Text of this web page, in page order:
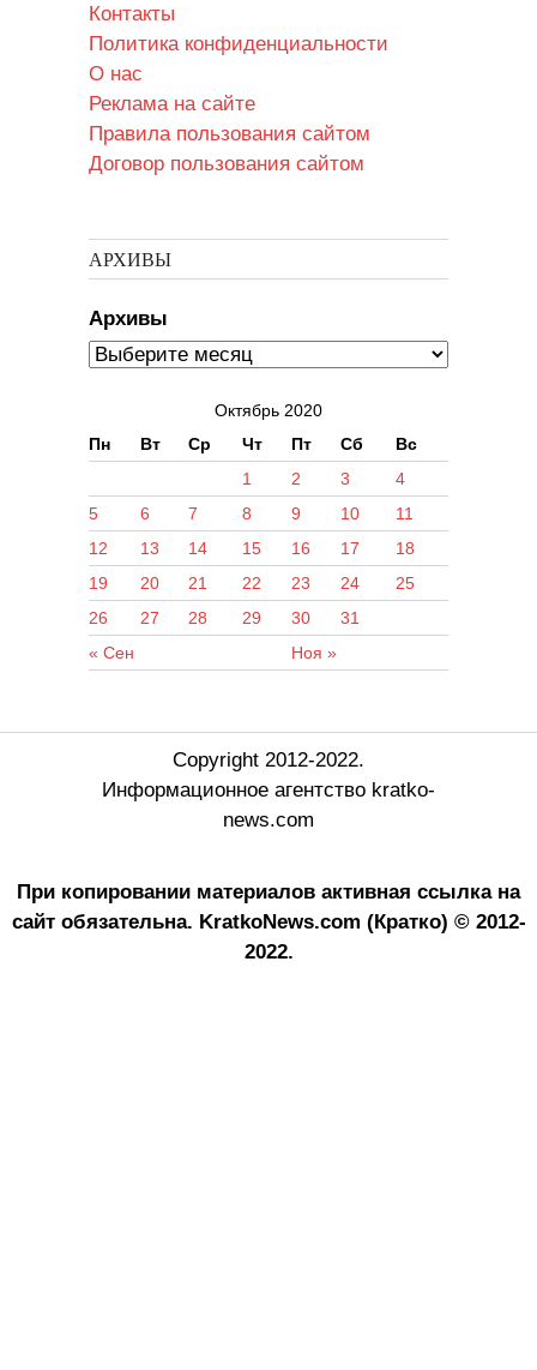
Контакты
Политика конфиденциальности
О нас
Реклама на сайте
Правила пользования сайтом
Договор пользования сайтом
АРХИВЫ
Архивы
Октябрь 2020
Пн
Вт Ср Чт Пт Сб Вс
« Сен Ноя »
1 2 3
4
5
6 7 8 9 10
11
12
13 14 15 16 17
18
19
20 21 22 23 24
25
26
27 28 29 30 31
Copyright 2012-2022.
Информационное агентство kratko-
news.com
При копировании материалов активная ссылка на
сайт обязательна. KratkoNews.com (Кратко) © 2012-
2022.